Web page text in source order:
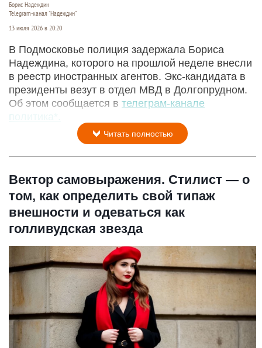
Борис Надеждин
Telegram-канал "Надеждин"
13 июля 2026 в 20:20
В Подмосковье полиция задержала Бориса
Надеждина, которого на прошлой неделе внесли
в реестр иностранных агентов. Экс-кандидата в
президенты везут в отдел МВД в Долгопрудном.
Об этом сообщается в телеграм-канале
политика*.
Читать полностью
Вектор самовыражения. Стилист — о
том, как определить свой типаж
внешности и одеваться как
голливудская звезда